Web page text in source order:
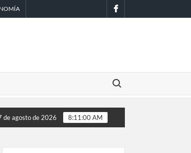
facebook
Buscar:
en México EE.UU. amplía revisión de redes
de agosto de 2026 8:11:01 AM